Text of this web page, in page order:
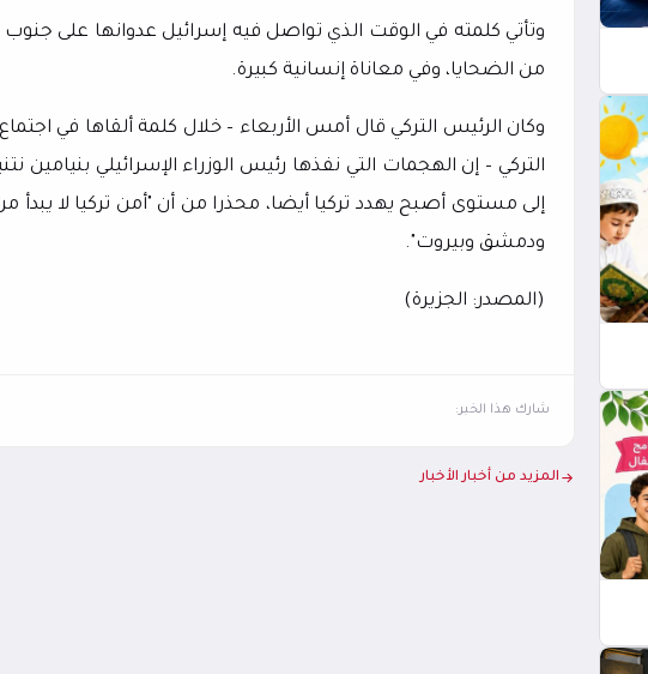
وتأتي كلمته في الوقت الذي تواصل فيه إسرائيل عدوانها على
من الضحايا، وفي معاناة إنسانية كبيرة.
وكان الرئيس التركي قال أمس الأربعاء – خلال كلمة ألقاها في اجتماع
التركي – إن الهجمات التي نفذها رئيس الوزراء الإسرائيلي بنيامين
إلى مستوى أصبح يهدد تركيا أيضا، محذرا من أن "أمن تركيا لا يبدأ
ودمشق وبيروت".
(المصدر: الجزيرة)
شارك هذا الخبر:
المزيد من أخبار الأخبار